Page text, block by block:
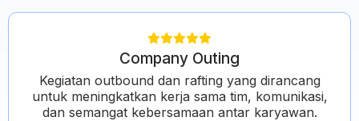
Company Outing
Kegiatan outbound dan rafting yang dirancang
untuk meningkatkan kerja sama tim, komunikasi,
dan semangat kebersamaan antar karyawan.